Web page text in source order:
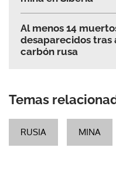
Al menos 14
desaparecidos tras
carbón rusa
Temas
RUSIA MINA